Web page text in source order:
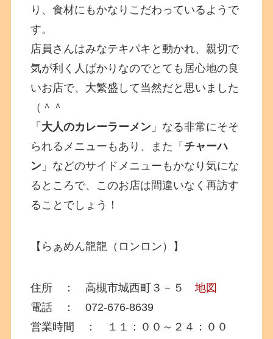
り、食材にもかなりこだわっているようで
す。
店員さんはみなテキパキと動かれ、親切で
気が利く人ばかりなのでとても居心地の良
いお店で、大繁盛して当然だと思いました
（＾＾
「 大人のカレーラーメン 」なる非常にそそ
られるメニューもあり、また「 チャーハ
ン 」などのサイドメニューもかなり気にな
るところで、このお店は間違いなく再訪す
ることでしょう！
【らぁめん龍龍（ロンロン）】
住所 ： 高槻市城西町３－５地図
電話 ： 072-676-8639
営業時間 ： １１：００～２４：００